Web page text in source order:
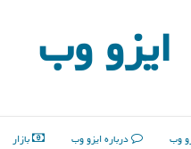
ایزو وب
وب درباره ایزو وب بازار